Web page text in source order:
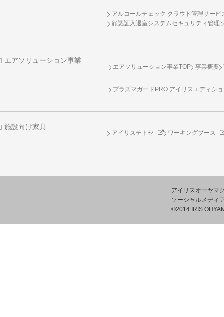
アルコールチェック クラウド管理サービ
顔認証入退室システムセキュリティ管理
エアソリューション事業
エアソリューション事業TOP 事業概要
プラズマガードPRO アイリスエディシ
施設向け家具
アイリスチトセ ワーキングブース
アイリスオーヤマ
ソーシャルメディ
©2014 IRIS